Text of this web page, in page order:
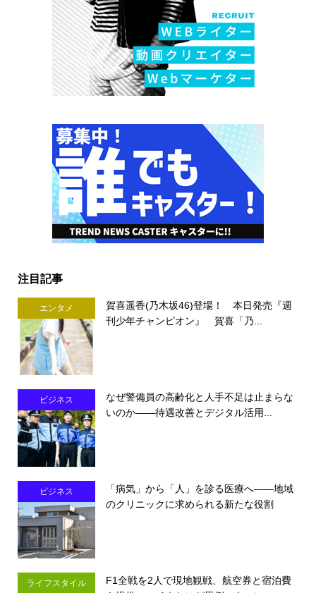
注目記事
エンタメ
賀喜遥香(乃木坂46)登場！ 本日発売『週
刊少年チャンピオン』 賀喜「乃...
ビジネス
なぜ警備員の高齢化と人手不足は止まらな
いのか――待遇改善とデジタル活用...
ビジネス
「病気」から「人」を診る医療へ――地域
のクリニックに求められる新たな役割
ライフスタイル
F1全戦を2人で現地観戦、航空券と宿泊費